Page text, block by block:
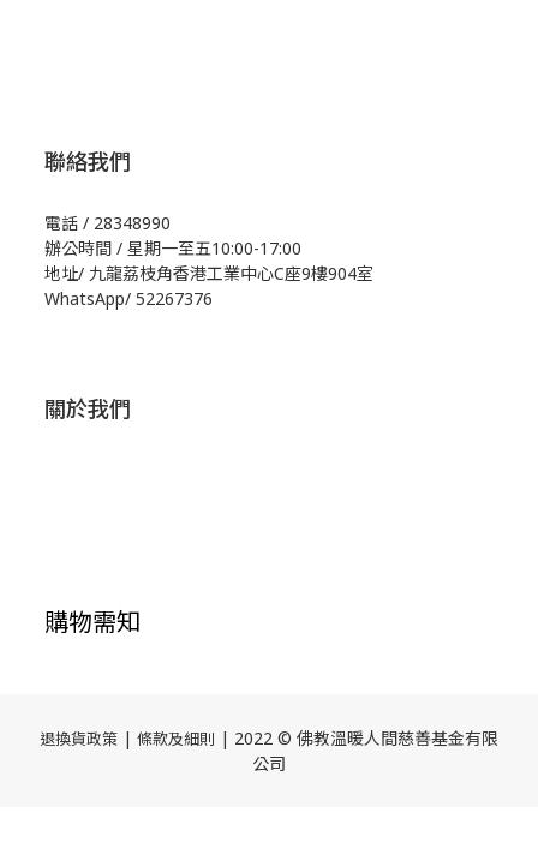
聯絡我們
電話 / 28348990
辦公時間 / 星期一至五10:00-17:00
地址/ 九龍荔枝角香港工業中心C座9樓904室
WhatsApp/ 52267376
關於我們
購物需知
退換貨政策 | 條款及細則 | 2022 © 佛教溫暖人間慈善基金有限
公司